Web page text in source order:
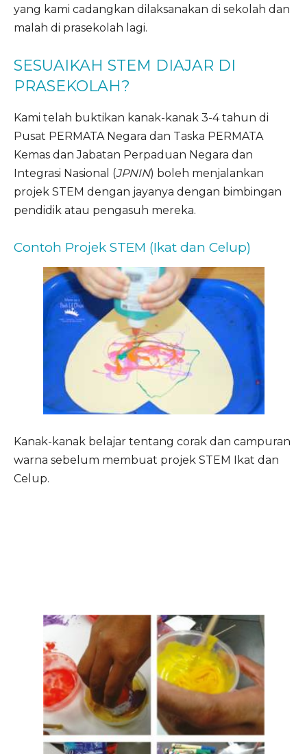
yang kami cadangkan dilaksanakan di sekolah dan
malah di prasekolah lagi.
SESUAIKAH STEM DIAJAR DI
PRASEKOLAH?
Kami telah buktikan kanak-kanak 3-4 tahun di
Pusat PERMATA Negara dan Taska PERMATA
Kemas dan Jabatan Perpaduan Negara dan
Integrasi Nasional (JPNIN) boleh menjalankan
projek STEM dengan jayanya dengan bimbingan
pendidik atau pengasuh mereka.
Contoh Projek STEM (Ikat dan Celup)
Kanak-kanak belajar tentang corak dan campuran
warna sebelum membuat projek STEM Ikat dan
Celup.